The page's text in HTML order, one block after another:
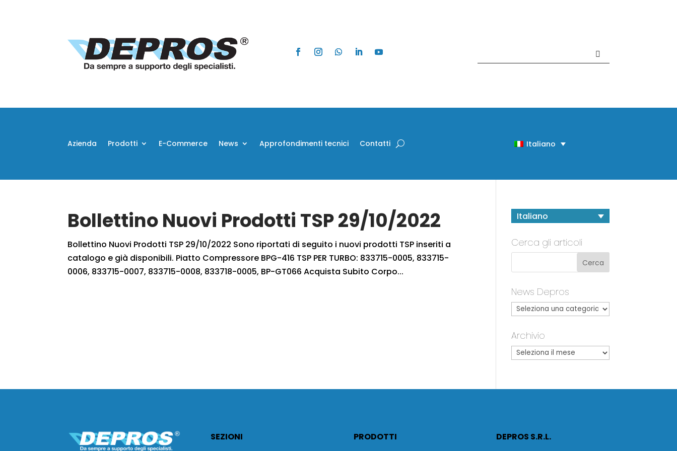
Azienda Prodotti E-Commerce News Approfondimenti tecnici Contatti Italiano
Bollettino Nuovi Prodotti TSP 29/10/2022
Bollettino Nuovi Prodotti TSP 29/10/2022 Sono riportati di seguito i nuovi prodotti TSP inseriti a
catalogo e già disponibili. Piatto Compressore BPG-416 TSP PER TURBO: 833715-0005, 833715-
0006, 833715-0007, 833715-0008, 833718-0005, BP-GT066 Acquista Subito Corpo...
Italiano
Cerca gli articoli
News Depros
Archivio
SEZIONI
PRODOTTI
DEPROS S.R.L.